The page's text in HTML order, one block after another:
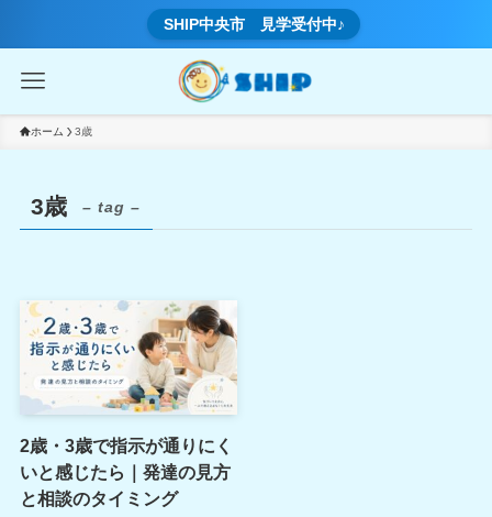
SHIP中央市 見学受付中♪
ホーム 3歳
3歳 – tag –
2歳・3歳で指示が通りにく
いと感じたら｜発達の見方
と相談のタイミング